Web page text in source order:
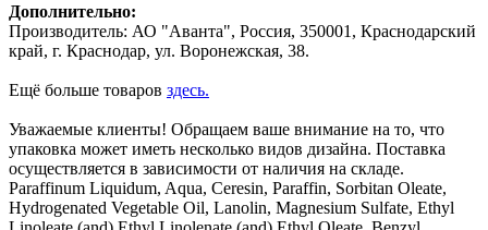
Дополнительно:
Производитель: АО "Аванта", Россия, 350001, Краснодарский
край, г. Краснодар, ул. Воронежская, 38.
Ещё больше товаров здесь.
Уважаемые клиенты! Обращаем ваше внимание на то, что
упаковка может иметь несколько видов дизайна. Поставка
осуществляется в зависимости от наличия на складе.
Paraffinum Liquidum, Aqua, Ceresin, Paraffin, Sorbitan Oleate,
Hydrogenated Vegetable Oil, Lanolin, Magnesium Sulfate, Ethyl